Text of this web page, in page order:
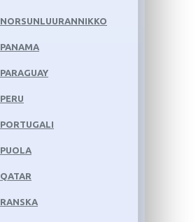
NORSUNLUURANNIKKO
PANAMA
PARAGUAY
PERU
PORTUGALI
PUOLA
QATAR
RANSKA